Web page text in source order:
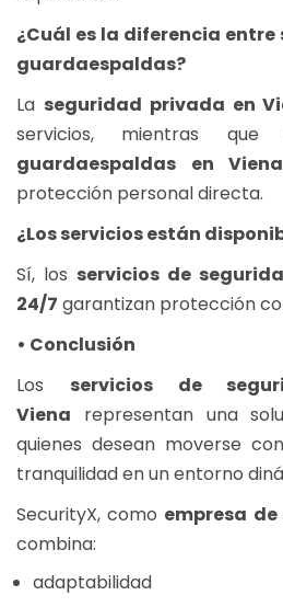
¿Cuál es la diferencia
guardaespaldas?
La seguridad privada en
servicios, mientras
guardaespaldas en Viena
protección personal directa.
¿Los servicios están
Sí, los servicios de
24/7 garantizan protección
• Conclusión
Los servicios de
Viena representan una
quienes desean moverse
tranquilidad en un entorno
SecurityX, como empresa
combina:
adaptabilidad